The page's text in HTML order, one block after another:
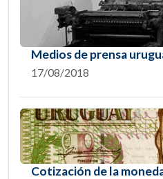
Medios de prensa
17/08/2018
Cotización de la